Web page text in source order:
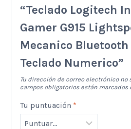
“Teclado Logitech
Gamer G915
Mecanico
Teclado Numerico”
Tu dirección de correo electrónico no
campos obligatorios están marcados
Tu puntuación *